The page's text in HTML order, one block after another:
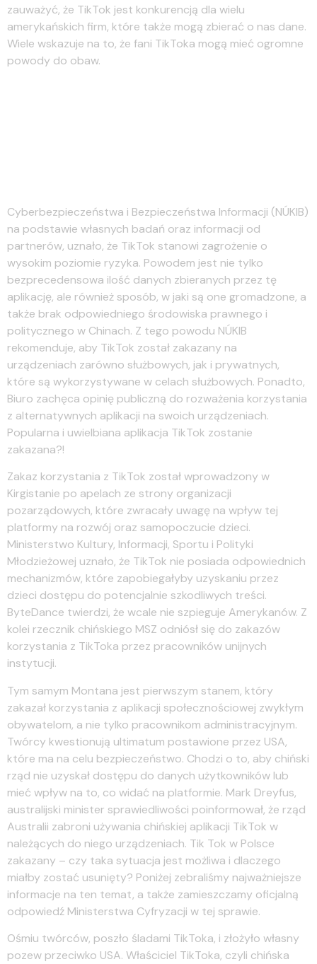
zauważyć, że TikTok jest konkurencją dla wielu
amerykańskich firm, które także mogą zbierać o nas dane.
Wiele wskazuje na to, że fani TikToka mogą mieć ogromne
powody do obaw.
Cyberbezpieczeństwa i Bezpieczeństwa Informacji (NÚKIB)
na podstawie własnych badań oraz informacji od
partnerów, uznało, że TikTok stanowi zagrożenie o
wysokim poziomie ryzyka. Powodem jest nie tylko
bezprecedensowa ilość danych zbieranych przez tę
aplikację, ale również sposób, w jaki są one gromadzone, a
także brak odpowiedniego środowiska prawnego i
politycznego w Chinach. Z tego powodu NÚKIB
rekomenduje, aby TikTok został zakazany na
urządzeniach zarówno służbowych, jak i prywatnych,
które są wykorzystywane w celach służbowych. Ponadto,
Biuro zachęca opinię publiczną do rozważenia korzystania
z alternatywnych aplikacji na swoich urządzeniach.
Popularna i uwielbiana aplikacja TikTok zostanie
zakazana?!
Zakaz korzystania z TikTok został wprowadzony w
Kirgistanie po apelach ze strony organizacji
pozarządowych, które zwracały uwagę na wpływ tej
platformy na rozwój oraz samopoczucie dzieci.
Ministerstwo Kultury, Informacji, Sportu i Polityki
Młodzieżowej uznało, że TikTok nie posiada odpowiednich
mechanizmów, które zapobiegałyby uzyskaniu przez
dzieci dostępu do potencjalnie szkodliwych treści.
ByteDance twierdzi, że wcale nie szpieguje Amerykanów. Z
kolei rzecznik chińskiego MSZ odniósł się do zakazów
korzystania z TikToka przez pracowników unijnych
instytucji.
Tym samym Montana jest pierwszym stanem, który
zakazał korzystania z aplikacji społecznościowej zwykłym
obywatelom, a nie tylko pracownikom administracyjnym.
Twórcy kwestionują ultimatum postawione przez USA,
które ma na celu bezpieczeństwo. Chodzi o to, aby chiński
rząd nie uzyskał dostępu do danych użytkowników lub
mieć wpływ na to, co widać na platformie. Mark Dreyfus,
australijski minister sprawiedliwości poinformował, że rząd
Australii zabroni używania chińskiej aplikacji TikTok w
należących do niego urządzeniach. Tik Tok w Polsce
zakazany – czy taka sytuacja jest możliwa i dlaczego
miałby zostać usunięty? Poniżej zebraliśmy najważniejsze
informacje na ten temat, a także zamieszczamy oficjalną
odpowiedź Ministerstwa Cyfryzacji w tej sprawie.
Ośmiu twórców, poszło śladami TikToka, i złożyło własny
pozew przeciwko USA. Właściciel TikToka, czyli chińska